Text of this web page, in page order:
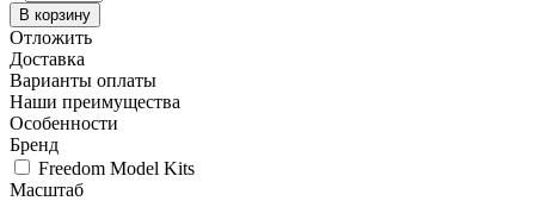
В корзину
Отложить
Доставка
Варианты оплаты
Наши преимущества
Особенности
Бренд
Freedom Model Kits
Масштаб